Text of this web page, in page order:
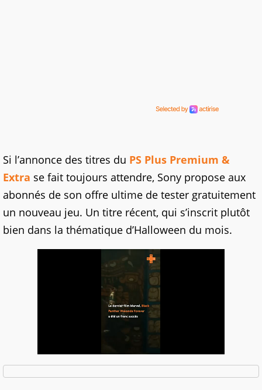
Si l’annonce des titres du PS Plus Premium &
Extra se fait toujours attendre, Sony propose aux
abonnés de son offre ultime de tester gratuitement
un nouveau jeu. Un titre récent, qui s’inscrit plutôt
bien dans la thématique d’Halloween du mois.